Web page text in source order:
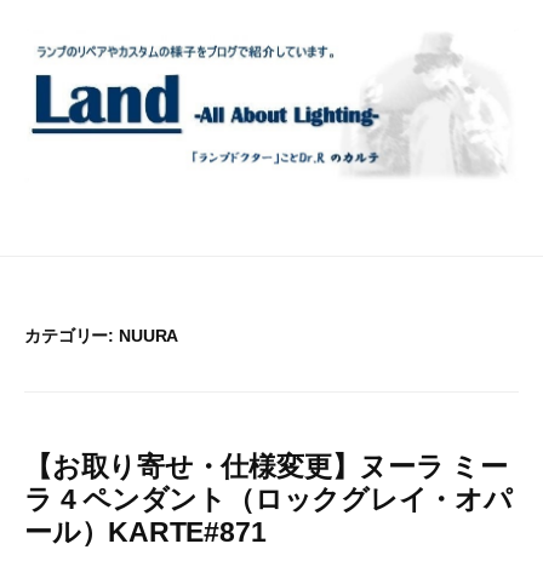
カテゴリー: NUURA
【お取り寄せ・仕様変更】ヌーラ ミー
ラ 4 ペンダント（ロックグレイ・オパ
ール）KARTE#871